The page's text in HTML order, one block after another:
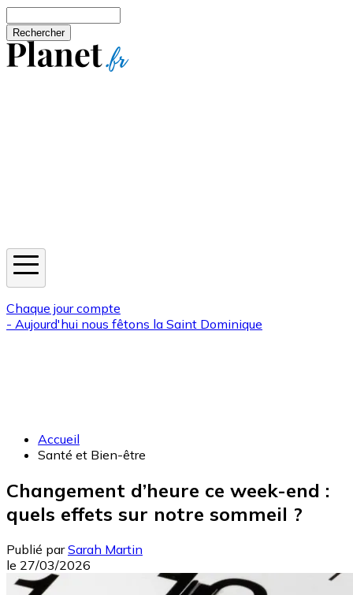
Chaque jour compte
- Aujourd'hui nous fêtons la Saint Dominique
Accueil
Santé et Bien-être
Changement d’heure ce week-end :
quels effets sur notre sommeil ?
Publié par Sarah Martin
le 27/03/2026